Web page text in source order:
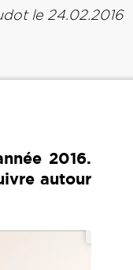
le 24.02.2016
2016.
autour